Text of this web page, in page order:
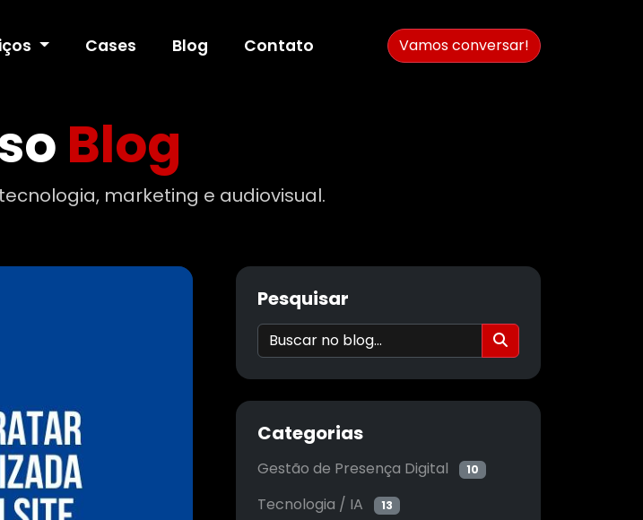
Cases Blog Contato Vamos conversar!
Blog
marketing e audiovisual.
Pesquisar
Categorias
Gestão de Presença Digital 10
Tecnologia / IA 13